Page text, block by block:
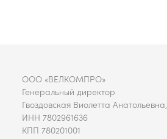
ООО «ВЕЛКОМПРО»
Генеральный директор
Гвоздовская Виолетта Анатольевна,
ИНН 7802961636
КПП 780201001